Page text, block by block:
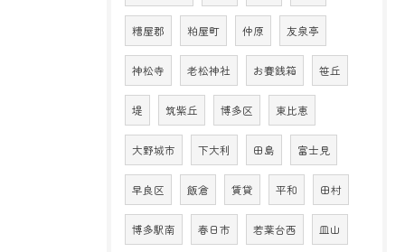
糟屋郡 粕屋町 仲原 友泉亭
神松寺 老松神社 お賽銭箱 笹丘
堤 筑紫丘 博多区 東比恵
大野城市 下大利 田島 富士見
早良区 飯倉 賃貸 平和 田村
博多駅南 春日市 若葉台西 皿山